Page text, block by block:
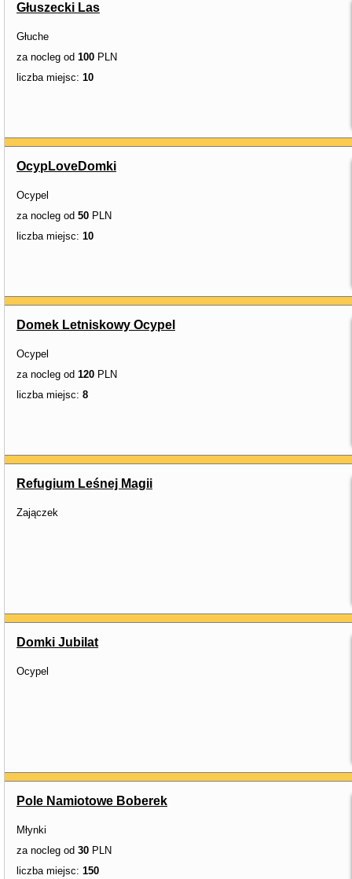
Głuszecki Las
Głuche
za nocleg od 100 PLN
liczba miejsc: 10
OcypLoveDomki
Ocypel
za nocleg od 50 PLN
liczba miejsc: 10
Domek Letniskowy Ocypel
Ocypel
za nocleg od 120 PLN
liczba miejsc: 8
Refugium Leśnej Magii
Zajączek
Domki Jubilat
Ocypel
Pole Namiotowe Boberek
Młynki
za nocleg od 30 PLN
liczba miejsc: 150